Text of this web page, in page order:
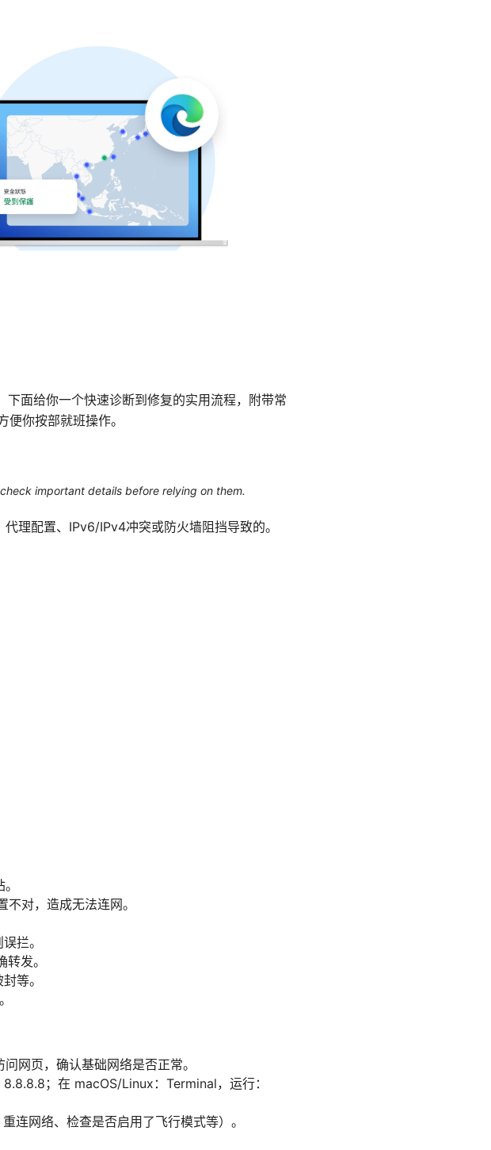
面给你一个快速诊断到修复的实用流程，附带常
你按部就班操作。
important details before relying on them.
理配置、IPv6/IPv4冲突或防火墙阻挡导致的。
对，造成无法连网。
拦。
发。
等。
网页，确认基础网络是否正常。
；在 macOS/Linux：Terminal，运行：
连网络、检查是否启用了飞行模式等）。